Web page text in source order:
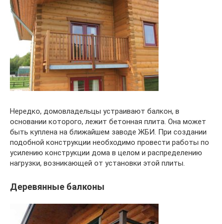
Нередко, домовладельцы устраивают балкон, в
основании которого, лежит бетонная плита. Она может
быть куплена на ближайшем заводе ЖБИ. При создании
подобной конструкции необходимо провести работы по
усилению конструкции дома в целом и распределению
нагрузки, возникающей от установки этой плиты.
Деревянные балконы